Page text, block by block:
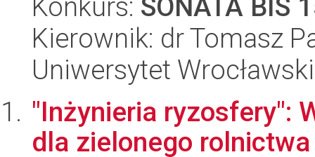
Konkurs: SONATA BIS
Kierownik: dr Tomasz
Uniwersytet Wrocławski
"Inżynieria ryzosfery":
dla zielonego rolnictwa